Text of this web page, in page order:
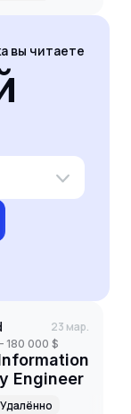
вы читаете
23 мар.
180 000 $
Engineer
Удалённо